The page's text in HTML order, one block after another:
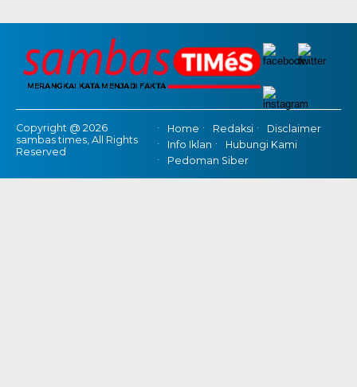
Copyright @ 2026
sambas times, All Rights
Reserved
Home Redaksi
Disclaimer
Info Iklan
Hubungi Kami
Pedoman Siber